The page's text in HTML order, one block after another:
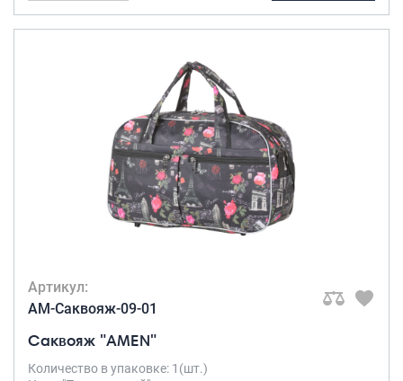
Артикул:
AM-Саквояж-09-01
Саквояж "AMEN"
Количество в упаковке: 1(шт.)